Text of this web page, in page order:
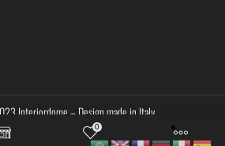
Interiordome – Design made in Italy
0